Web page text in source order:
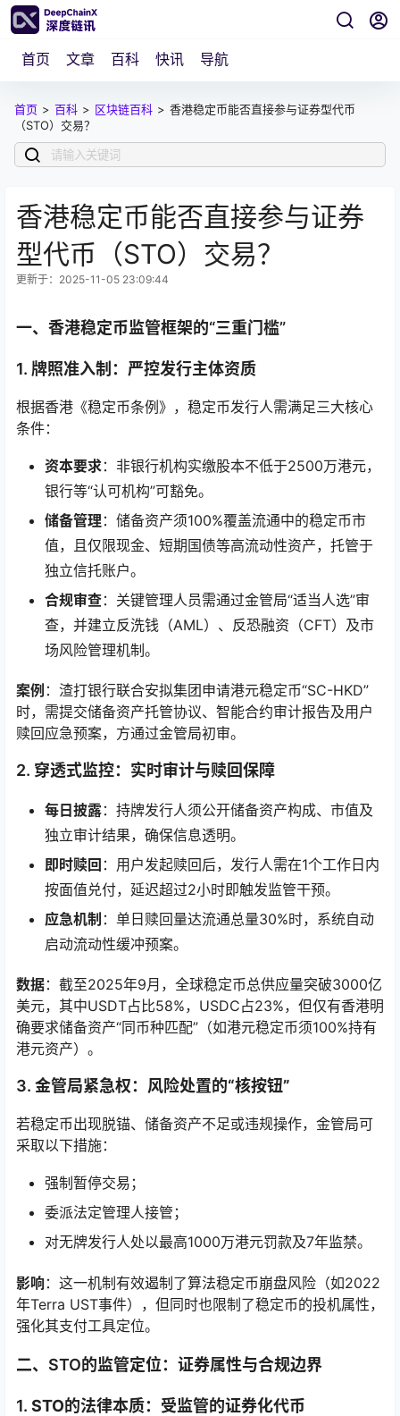
首页 文章 百科 快讯 导航
首页 > 百科 > 区块链百科 > 香港稳定币能否直接参与证券型代币
（STO）交易？
香港稳定币能否直接参与证券
型代币（STO）交易？
更新于：2025-11-05 23:09:44
一、香港稳定币监管框架的“三重门槛”
1. 牌照准入制：严控发行主体资质
根据香港《稳定币条例》，稳定币发行人需满足三大核心
条件：
资本要求：非银行机构实缴股本不低于2500万港元，
银行等“认可机构”可豁免。
储备管理 ：储备资产须100%覆盖流通中的稳定币市
值，且仅限现金、短期国债等高流动性资产，托管于
独立信托账户。
合规审查：关键管理人员需通过金管局“适当人选”审
查，并建立反洗钱（AML）、反恐融资（CFT）及市
场风险管理机制。
案例 ：渣打银行联合安拟集团申请港元稳定币“SC-HKD”
时，需提交储备资产托管协议、智能合约审计报告及用户
赎回应急预案，方通过金管局初审。
2. 穿透式监控：实时审计与赎回保障
每日披露：持牌发行人须公开储备资产构成、市值及
独立审计结果，确保信息透明。
即时赎回 ：用户发起赎回后，发行人需在1个工作日内
按面值兑付，延迟超过2小时即触发监管干预。
应急机制 ：单日赎回量达流通总量30%时，系统自动
启动流动性缓冲预案。
数据：截至2025年9月，全球稳定币总供应量突破3000亿
美元，其中USDT占比58%，USDC占23%，但仅有香港明
确要求储备资产“同币种匹配”（如港元稳定币须100%持有
港元资产）。
3. 金管局紧急权：风险处置的“核按钮”
若稳定币出现脱锚、储备资产不足或违规操作，金管局可
采取以下措施：
强制暂停交易；
委派法定管理人接管；
对无牌发行人处以最高1000万港元罚款及7年监禁。
影响：这一机制有效遏制了算法稳定币崩盘风险（如2022
年Terra UST事件），但同时也限制了稳定币的投机属性，
强化其支付工具定位。
二、STO的监管定位：证券属性与合规边界
1. STO的法律本质：受监管的证券化代币